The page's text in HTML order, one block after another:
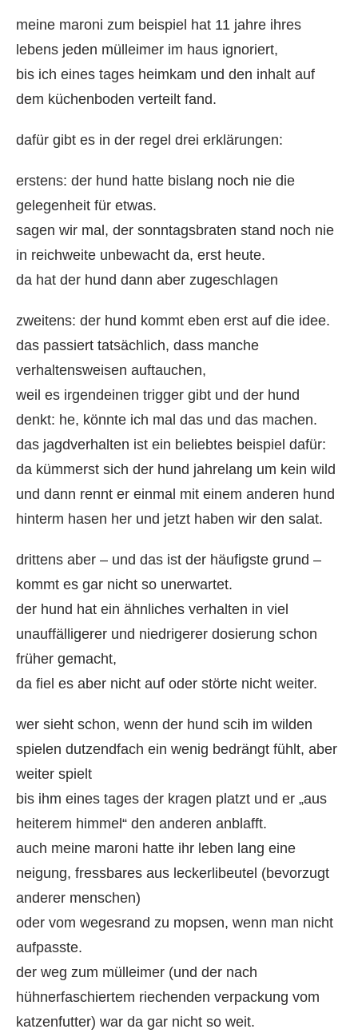
meine maroni zum beispiel hat 11 jahre ihres
lebens jeden mülleimer im haus ignoriert,
bis ich eines tages heimkam und den inhalt auf
dem küchenboden verteilt fand.
dafür gibt es in der regel drei erklärungen:
erstens: der hund hatte bislang noch nie die
gelegenheit für etwas.
sagen wir mal, der sonntagsbraten stand noch nie
in reichweite unbewacht da, erst heute.
da hat der hund dann aber zugeschlagen
zweitens: der hund kommt eben erst auf die idee.
das passiert tatsächlich, dass manche
verhaltensweisen auftauchen,
weil es irgendeinen trigger gibt und der hund
denkt: he, könnte ich mal das und das machen.
das jagdverhalten ist ein beliebtes beispiel dafür:
da kümmerst sich der hund jahrelang um kein wild
und dann rennt er einmal mit einem anderen hund
hinterm hasen her und jetzt haben wir den salat.
drittens aber – und das ist der häufigste grund –
kommt es gar nicht so unerwartet.
der hund hat ein ähnliches verhalten in viel
unauffälligerer und niedrigerer dosierung schon
früher gemacht,
da fiel es aber nicht auf oder störte nicht weiter.
wer sieht schon, wenn der hund scih im wilden
spielen dutzendfach ein wenig bedrängt fühlt, aber
weiter spielt
bis ihm eines tages der kragen platzt und er „aus
heiterem himmel“ den anderen anblafft.
auch meine maroni hatte ihr leben lang eine
neigung, fressbares aus leckerlibeutel (bevorzugt
anderer menschen)
oder vom wegesrand zu mopsen, wenn man nicht
aufpasste.
der weg zum mülleimer (und der nach
hühnerfaschiertem riechenden verpackung vom
katzenfutter) war da gar nicht so weit.